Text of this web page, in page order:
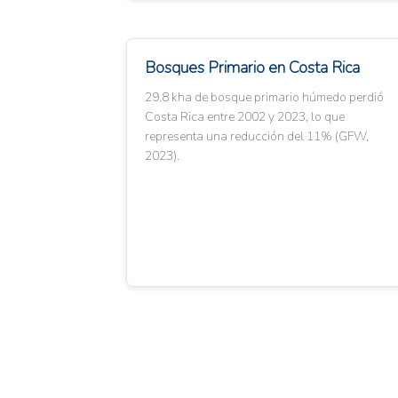
Bosques Primario en Costa Rica
29.8 kha de bosque primario húmedo perdió
Costa Rica entre 2002 y 2023, lo que
representa una reducción del 11% (GFW,
2023).